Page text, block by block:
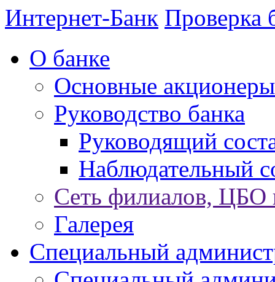
Интернет-Банк Проверка
О банке
Основные акционеры
Руководство банка
Руководящий
Наблюдательный
Сеть филиалов,
Галерея
Специальный